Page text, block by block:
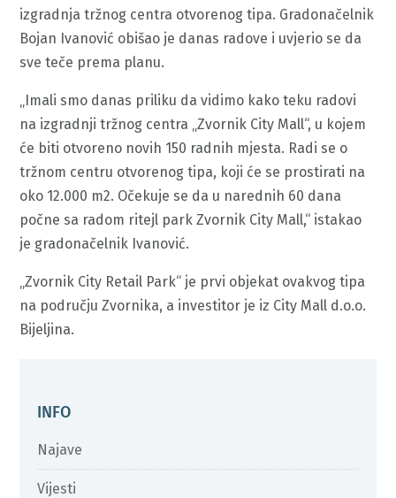
izgradnja tržnog centra otvorenog tipa. Gradonačelnik
Bojan Ivanović obišao je danas radove i uvjerio se da
sve teče prema planu.
„Imali smo danas priliku da vidimo kako teku radovi
na izgradnji tržnog centra „Zvornik City Mall“, u kojem
će biti otvoreno novih 150 radnih mjesta. Radi se o
tržnom centru otvorenog tipa, koji će se prostirati na
oko 12.000 m2. Očekuje se da u narednih 60 dana
počne sa radom ritejl park Zvornik City Mall,“ istakao
je gradonačelnik Ivanović.
„Zvornik City Retail Park“ je prvi objekat ovakvog tipa
na području Zvornika, a investitor je iz City Mall d.o.o.
Bijeljina.
INFO
Najave
Vijesti